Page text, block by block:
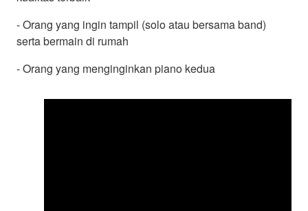
- Orang yang ingin tampil (solo atau bersama band)
serta bermain di rumah
- Orang yang menginginkan piano kedua